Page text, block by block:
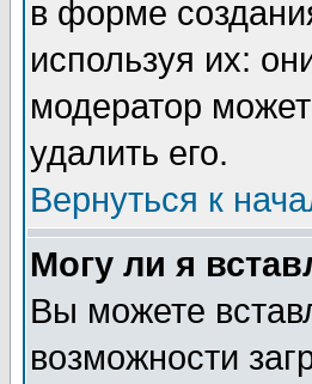
в форме
используя их:
модератор
удалить его.
Вернуться к
Могу ли я
Вы можете
возможности